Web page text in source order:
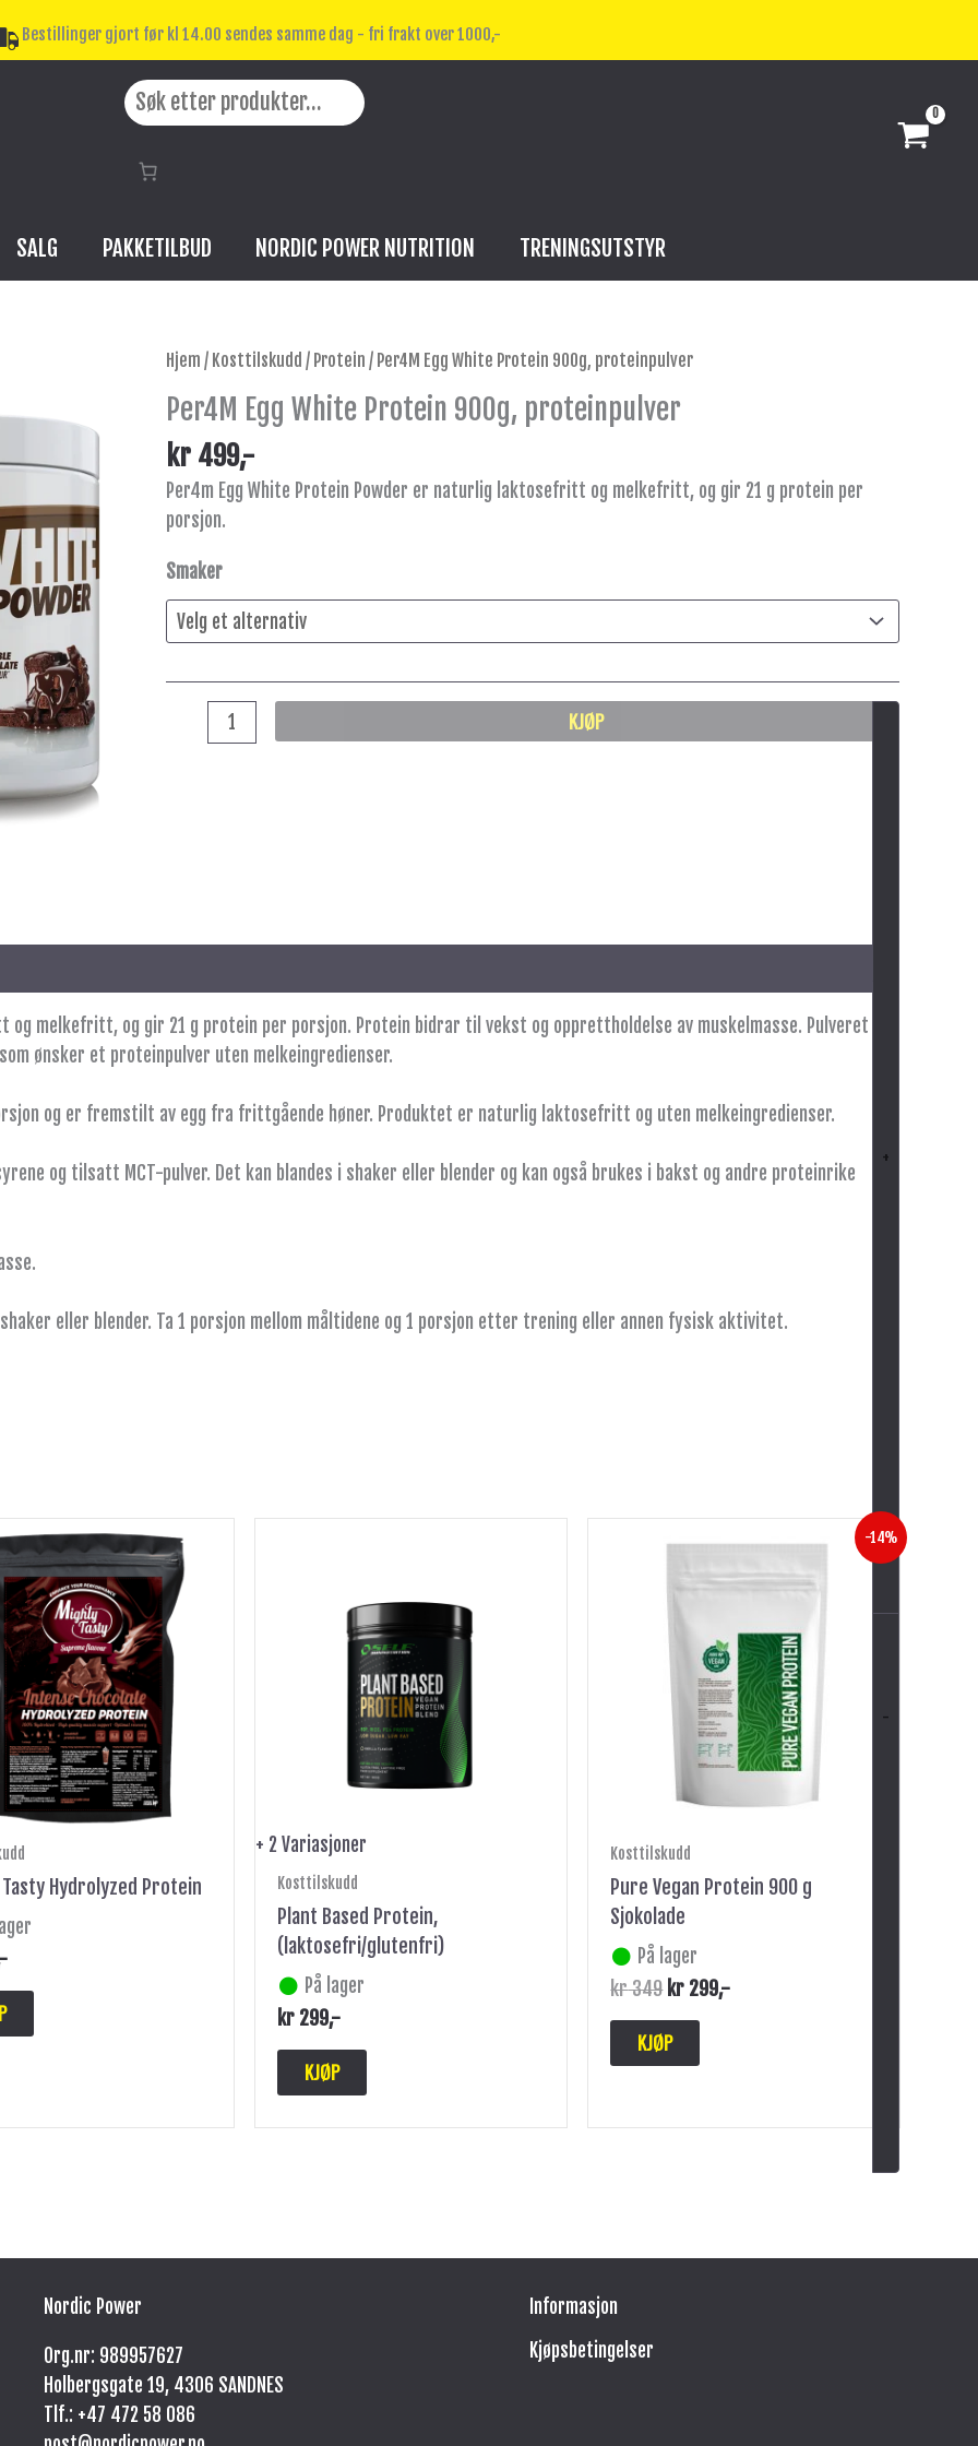
Bestillinger gjort før kl 14.00 sendes samme dag - fri frakt over 1000,-
SALG PAKKETILBUD NORDIC POWER NUTRITION TRENINGSUTSTYR
Hjem / Kosttilskudd / Protein / Per4M Egg White Protein 900g, proteinpulver
Per4M Egg White Protein 900g, proteinpulver
kr 499,-
Per4m Egg White Protein Powder er naturlig laktosefritt og melkefritt, og gir 21 g protein per
porsjon.
Smaker
-
Per4M
White
Protein
900g,
proteinpulver
antall
+
KJØP
melkefritt, og gir 21 g protein per porsjon. Protein bidrar til vekst og opprettholdelse av muskelmasse. Pulveret har
ønsker et proteinpulver uten melkeingredienser.
og er fremstilt av egg fra frittgående høner. Produktet er naturlig laktosefritt og uten melkeingredienser.
og tilsatt MCT-pulver. Det kan blandes i shaker eller blender og kan også brukes i bakst og andre proteinrike
eller blender. Ta 1 porsjon mellom måltidene og 1 porsjon etter trening eller annen fysisk aktivitet.
Hydrolyzed Protein
+ 2 Variasjoner
Kosttilskudd
Plant Based Protein,
(laktosefri/glutenfri)
På lager
kr 299,-
KJØP
flere
varianter.
Alternativene
kan
velges
på
produktsiden
-14%
Kosttilskudd
Pure Vegan Protein 900 g
Sjokolade
På lager
kr349
var:
kr 299
er:
,-
KJØP
Nordic Power
Org.nr: 989957627
Holbergsgate 19, 4306 SANDNES
Tlf.: +47 472 58 086
Informasjon
Kjøpsbetingelser